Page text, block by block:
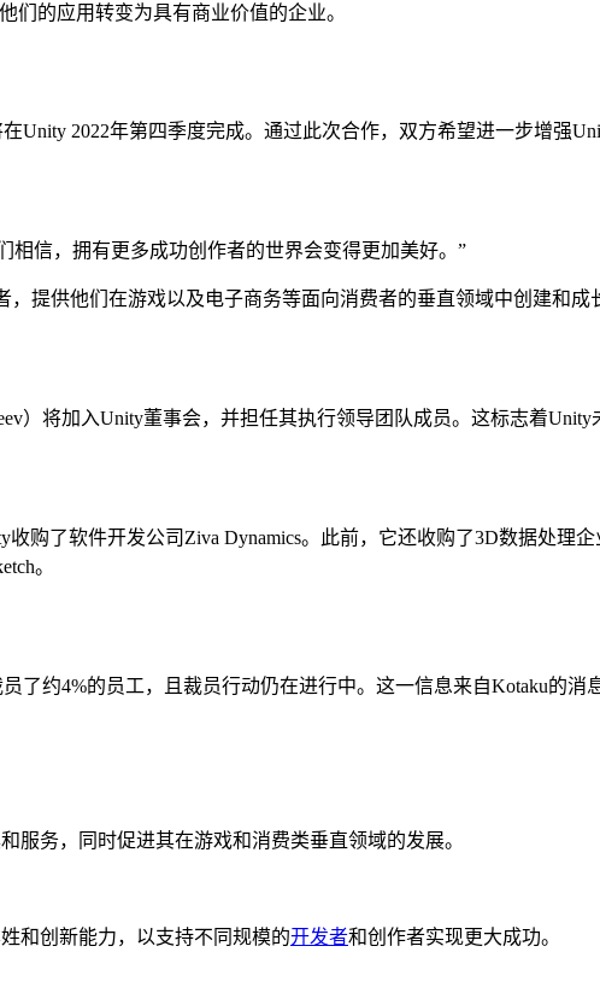
们的应用转变为具有商业价值的企业。
Unity 2022年第四季度完成。通过此次合作，双方希望进一步增强
相信，拥有更多成功创作者的世界会变得更加美好。”
，提供他们在游戏以及电子商务等面向消费者的垂直领域中创建和成
）将加入Unity董事会，并担任其执行领导团队成员。这标志着Unity
购了软件开发公司Ziva Dynamics。此前，它还收购了3D数据处理企
。
了约4%的员工，且裁员行动仍在进行中。这一信息来自Kotaku的消
服务，同时促进其在游戏和消费类垂直领域的发展。
和创新能力，以支持不同规模的开发者和创作者实现更大成功。